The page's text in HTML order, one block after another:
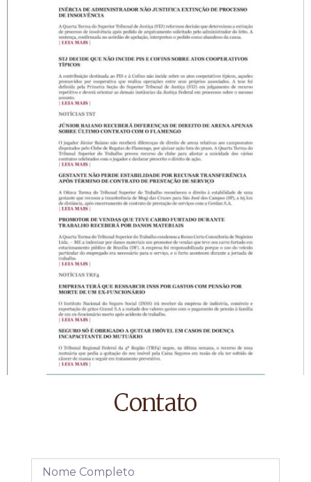
Contato